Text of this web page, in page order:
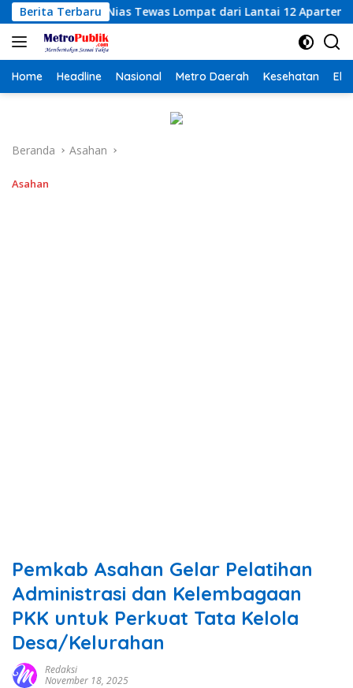
Langsung
ke
konten
Berita Terbaru
Lompat dari Lantai 12 Apartemen, Berawal dari Pesan
Home Headline Nasional Metro Daerah Kesehatan
Beranda Asahan
Asahan
Pemkab Asahan Gelar Pelatihan
Administrasi dan Kelembagaan
PKK untuk Perkuat Tata Kelola
Desa/Kelurahan
Redaksi
November 18, 2025